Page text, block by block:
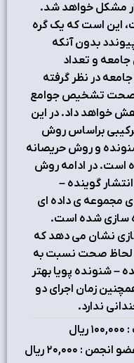
مشکل خواهد شد.
این است که یک گره
بدون آنکه
جامعه و تعداد
جامعه در نظر گرفته
صحت تشخیص جوامع
خواهد داد. در این
براساس روش
و روش حریصانه
است. در ادامه روش
گوینده –
مجموعه ی داده ای
سازی شده است.
نشان می دهد که
لحاظ صحت نسبت به
– شنونده پویا بهتر
زمان اجرای دو
ندارد.
: ۲٠,٠٠٠ ریال